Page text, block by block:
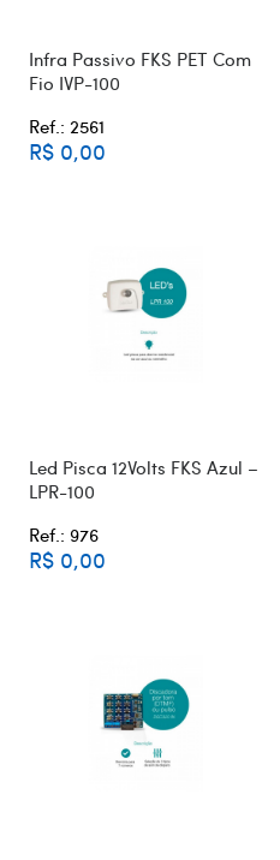
Infra Passivo FKS PET Com
Fio IVP-100
Ref.: 2561
R$ 0,00
Led Pisca 12Volts FKS Azul –
LPR-100
Ref.: 976
R$ 0,00